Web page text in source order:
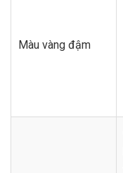
Màu vàng đậm